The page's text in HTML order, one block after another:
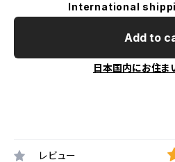
International
Add to
日本国内にお住ま
レビュー